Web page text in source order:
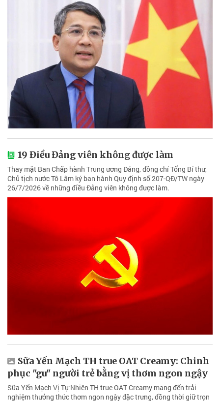
19 Điều Đảng viên không được làm
Thay mặt Ban Chấp hành Trung ương Đảng, đồng chí Tổng Bí thư,
Chủ tịch nước Tô Lâm ký ban hành Quy định số 207-QĐ/TW ngày
26/7/2026 về những điều Đảng viên không được làm.
Sữa Yến Mạch TH true OAT Creamy: Chinh
phục "gu" người trẻ bằng vị thơm ngon ngậy
Sữa Yến Mạch Vị Tự Nhiên TH true OAT Creamy mang đến trải
nghiệm thưởng thức thơm ngon ngậy đặc trưng, đồng thời giữ trọn